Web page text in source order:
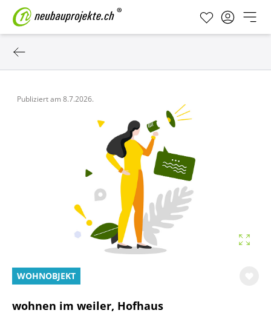
Publiziert am 8.7.2026.
WOHNOBJEKT
wohnen im weiler, Hofhaus